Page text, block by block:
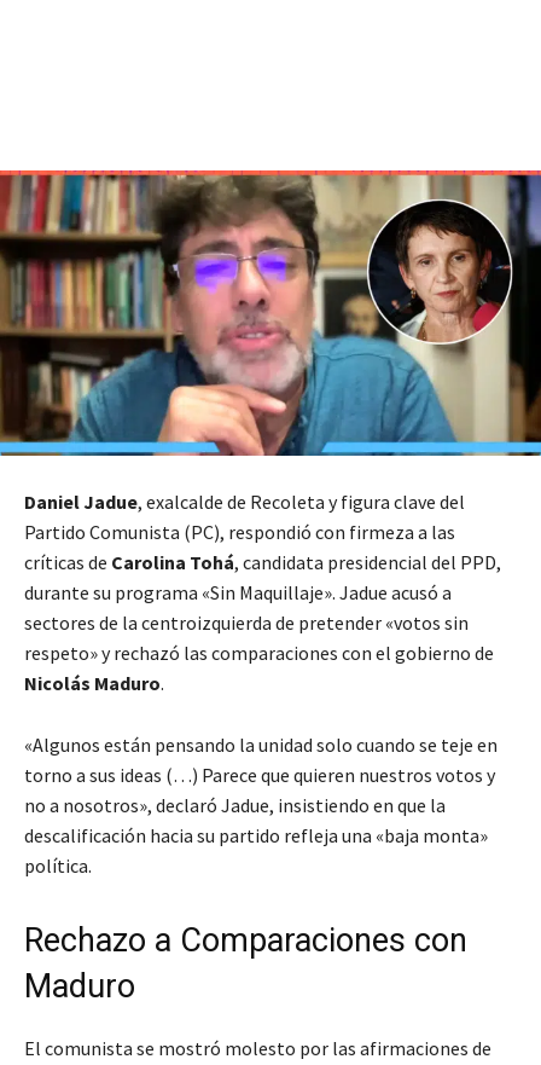
Daniel Jadue, exalcalde de Recoleta y figura clave del
Partido Comunista (PC), respondió con firmeza a las
críticas de Carolina Tohá, candidata presidencial del PPD,
durante su programa «Sin Maquillaje». Jadue acusó a
sectores de la centroizquierda de pretender «votos sin
respeto» y rechazó las comparaciones con el gobierno de
Nicolás Maduro.
«Algunos están pensando la unidad solo cuando se teje en
torno a sus ideas (…) Parece que quieren nuestros votos y
no a nosotros», declaró Jadue, insistiendo en que la
descalificación hacia su partido refleja una «baja monta»
política.
Rechazo a Comparaciones con
Maduro
El comunista se mostró molesto por las afirmaciones de